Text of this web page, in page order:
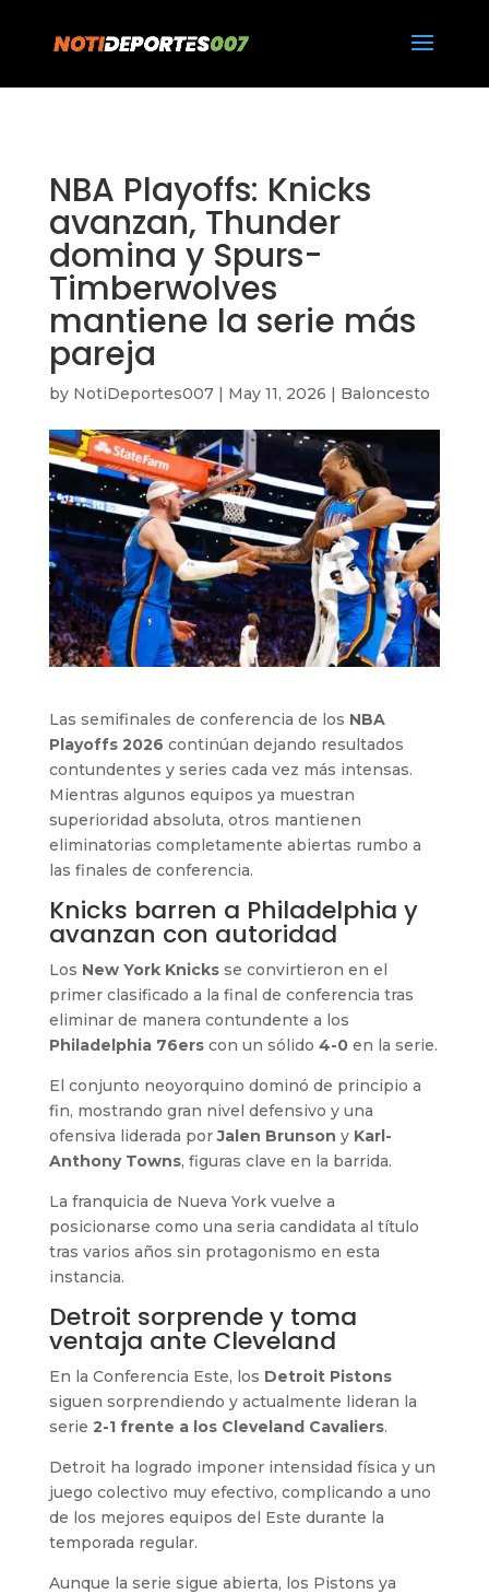
NBA Playoffs: Knicks
avanzan, Thunder
domina y Spurs-
Timberwolves
mantiene la serie más
pareja
by NotiDeportes007| May 11, 2026 | Baloncesto
Las semifinales de conferencia de los NBA
Playoffs 2026 continúan dejando resultados
contundentes y series cada vez más intensas.
Mientras algunos equipos ya muestran
superioridad absoluta, otros mantienen
eliminatorias completamente abiertas rumbo a
las finales de conferencia.
Knicks barren a Philadelphia y
avanzan con autoridad
Los New York Knicksse convirtieron en el
primer clasificado a la final de conferencia tras
eliminar de manera contundente a los
Philadelphia 76erscon un sólido 4-0en la serie.
El conjunto neoyorquino dominó de principio a
fin, mostrando gran nivel defensivo y una
ofensiva liderada porJalen Brunson y Karl-
Anthony Towns, figuras clave en la barrida.
La franquicia de Nueva York vuelve a
posicionarse como una seria candidata al título
tras varios años sin protagonismo en esta
instancia.
Detroit sorprende y toma
ventaja ante Cleveland
En la Conferencia Este, los Detroit Pistons
siguen sorprendiendo y actualmente lideran la
serie 2-1 frente a los Cleveland Cavaliers.
Detroit ha logrado imponer intensidad física y un
juego colectivo muy efectivo, complicando a uno
de los mejores equipos del Este durante la
temporada regular.
Aunque la serie sigue abierta, los Pistons ya